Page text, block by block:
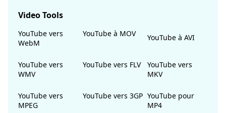
Video Tools
YouTube vers
WebM
YouTube à MOV YouTube à AVI
YouTube vers
WMV
YouTube vers FLV
YouTube vers
MKV
YouTube vers
MPEG
YouTube vers 3GP YouTube pour
MP4